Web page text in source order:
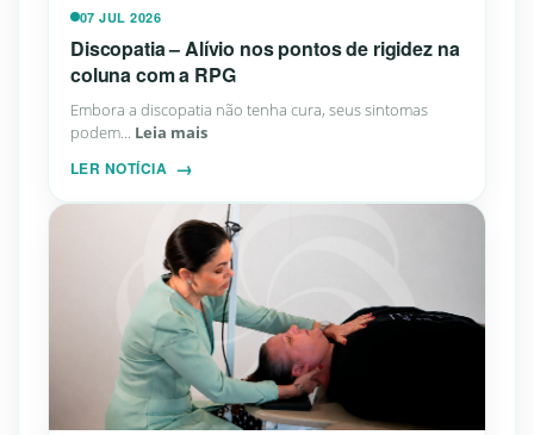
07 JUL 2026
Discopatia – Alívio nos pontos de rigidez na
coluna com a RPG
Embora a discopatia não tenha cura, seus sintomas
podem... Leia mais
LER NOTÍCIA